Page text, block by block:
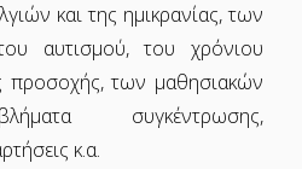
και της ημικρανίας, των
αυτισμού, του χρόνιου
προσοχής, των μαθησιακών
συγκέντρωσης,
κ.α.